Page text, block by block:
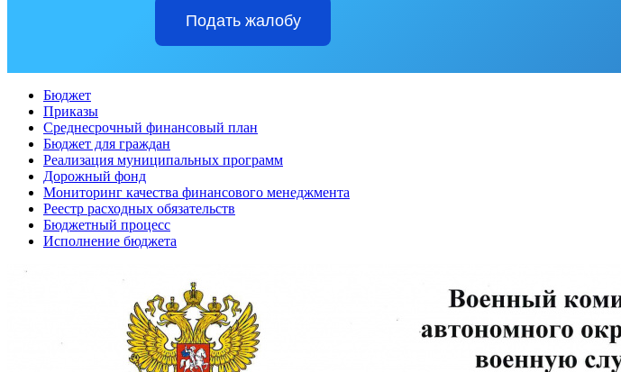
Подать жалобу
Бюджет
Приказы
Среднесрочный финансовый план
Бюджет для граждан
Реализация муниципальных программ
Дорожный фонд
Мониторинг качества финансового менеджмента
Реестр расходных обязательств
Бюджетный процесс
Исполнение бюджета